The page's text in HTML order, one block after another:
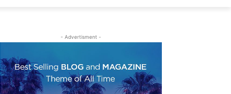
- Advertisment -